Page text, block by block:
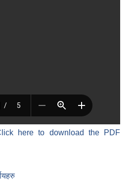
here to download the PDF